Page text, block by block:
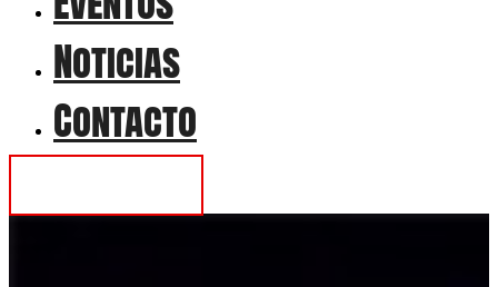
Noticias
Contacto